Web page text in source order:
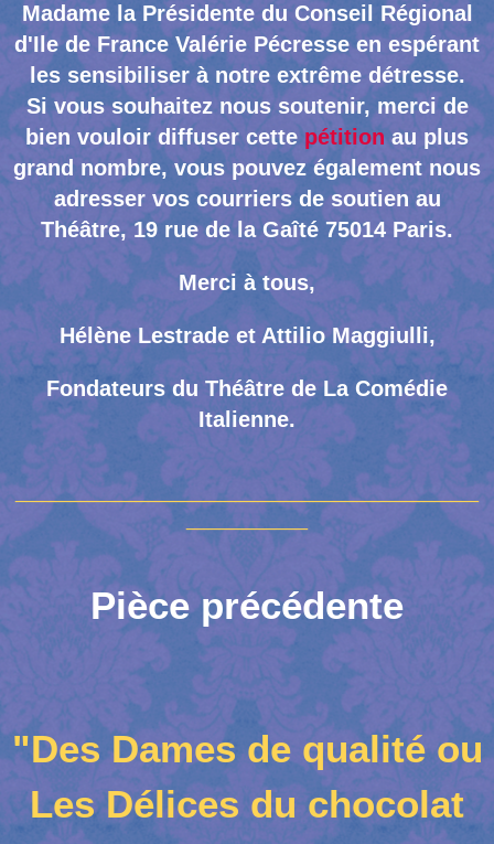
Madame la Présidente du Conseil Régional
d'Ile de France Valérie Pécresse en espérant
les sensibiliser à notre extrême détresse.
Si vous souhaitez nous soutenir, merci de
bien vouloir diffuser cette pétitionau plus
grand nombre, vous pouvez également nous
adresser vos courriers de soutien au
Théâtre, 19 rue de la Gaîté 75014 Paris.
Merci à tous,
Hélène Lestrade et Attilio Maggiulli,
Fondateurs du Théâtre de La Comédie
Italienne.
__________________________________________
___________
Pièce précédente
"Des Dames de qualité ou
Les Délices du chocolat